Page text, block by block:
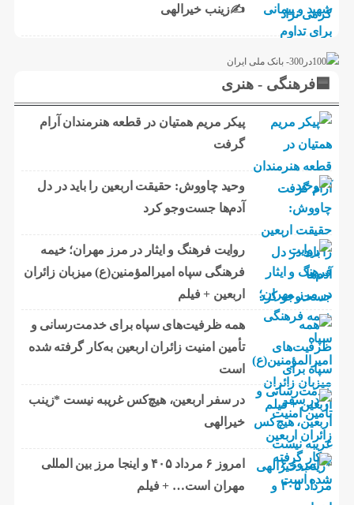
✍زینب خیرالهی
🟦فرهنگی - هنری
پیکر مریم همتیان در قطعه هنرمندان آرام
گرفت
وحید چاووش: حقیقت اربعین را باید در دل
آدم‌ها جست‌وجو کرد
روایت فرهنگ و ایثار در مرز مهران؛ خیمه
فرهنگی سپاه امیرالمؤمنین(ع) میزبان زائران
اربعین + فیلم
همه ظرفیت‌های سپاه برای خدمت‌رسانی و
تأمین امنیت زائران اربعین به‌کار گرفته شده
است
در سفر اربعین، هیچ‌کس غریبه نیست *زینب
خیرالهی
امروز ۶ مرداد ۴۰۵ و اینجا مرز بین المللی
مهران است… + فیلم